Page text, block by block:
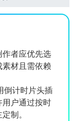
者应优先选
材且需依赖
计时片头插
用户通过按时
制。